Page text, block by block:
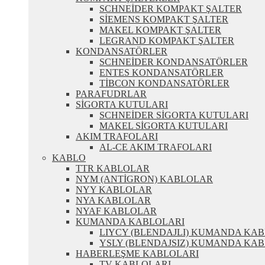
SCHNEİDER KOMPAKT ŞALTER
SİEMENS KOMPAKT ŞALTER
MAKEL KOMPAKT ŞALTER
LEGRAND KOMPAKT ŞALTER
KONDANSATÖRLER
SCHNEİDER KONDANSATÖRLER
ENTES KONDANSATÖRLER
TİBCON KONDANSATÖRLER
PARAFUDRLAR
SİGORTA KUTULARI
SCHNEİDER SİGORTA KUTULARI
MAKEL SİGORTA KUTULARI
AKIM TRAFOLARI
AL-CE AKIM TRAFOLARI
KABLO
TTR KABLOLAR
NYM (ANTİGRON) KABLOLAR
NYY KABLOLAR
NYA KABLOLAR
NYAF KABLOLAR
KUMANDA KABLOLARI
LIYCY (BLENDAJLI) KUMANDA
YSLY (BLENDAJSIZ) KUMANDA
HABERLEŞME KABLOLARI